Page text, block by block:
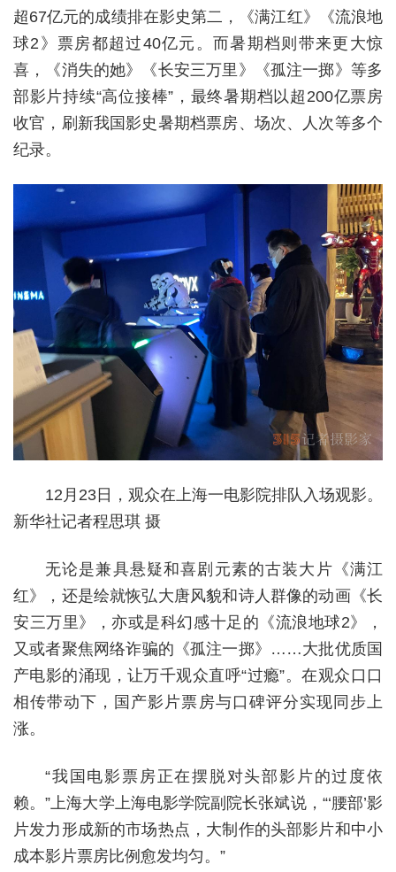
超67亿元的成绩排在影史第二，《满江红》《流浪地
球2》票房都超过40亿元。而暑期档则带来更大惊
喜，《消失的她》《长安三万里》《孤注一掷》等多
部影片持续“高位接棒”，最终暑期档以超200亿票房
收官，刷新我国影史暑期档票房、场次、人次等多个
纪录。
12月23日，观众在上海一电影院排队入场观影。
新华社记者程思琪 摄
无论是兼具悬疑和喜剧元素的古装大片《满江
红》，还是绘就恢弘大唐风貌和诗人群像的动画《长
安三万里》，亦或是科幻感十足的《流浪地球2》，
又或者聚焦网络诈骗的《孤注一掷》……大批优质国
产电影的涌现，让万千观众直呼“过瘾”。在观众口口
相传带动下，国产影片票房与口碑评分实现同步上
涨。
“我国电影票房正在摆脱对头部影片的过度依
赖。”上海大学上海电影学院副院长张斌说，“‘腰部’影
片发力形成新的市场热点，大制作的头部影片和中小
成本影片票房比例愈发均匀。”